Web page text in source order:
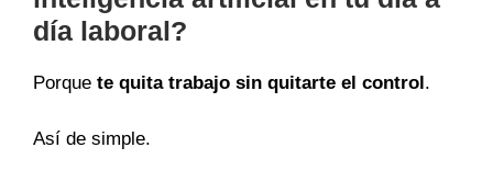
día laboral?
Porque te quita trabajo sin quitarte el control .
Así de simple.